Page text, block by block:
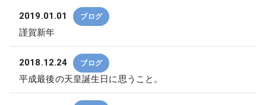
2019.01.01 ブログ
謹賀新年
2018.12.24 ブログ
平成最後の天皇誕生日に思うこと。